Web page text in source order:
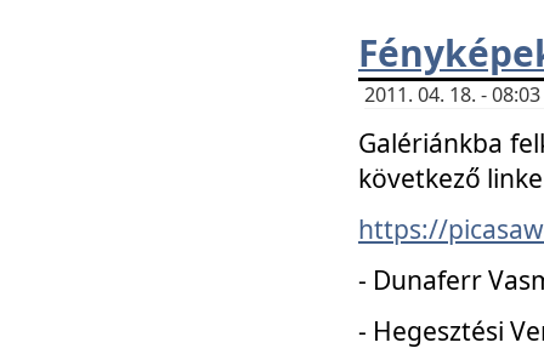
2011. 04. 18. -
Galériánkba
következő
https://
- Dunaferr
- Hegesztési